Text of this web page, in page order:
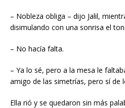
– Nobleza obliga – dijo Jalil,
disimulando con una sonrisa el
– No hacía falta.
– Ya lo sé, pero a la mesa le
amigo de las simetrías, pero sí de
Ella rió y se quedaron sin más